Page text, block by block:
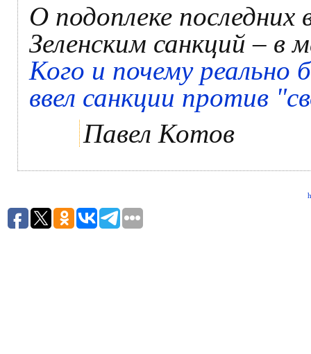
О подоплеке
Зеленским санкций – в
Кого и почему реально
ввел санкции против
Павел Котов